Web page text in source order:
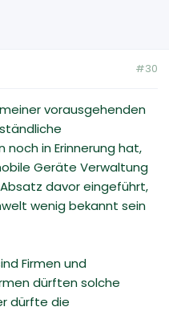
#30
vorausgehenden
in Erinnerung hat,
Geräte Verwaltung
davor eingeführt,
wenig bekannt sein
Firmen und
dürften solche
dürfte die